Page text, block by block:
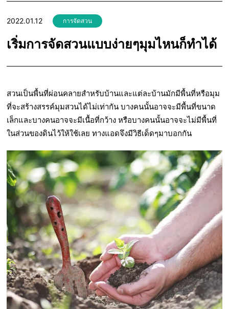
2022.01.12 การจัดสวน
เริ่มการจัดสวนแบบง่ายๆมุมไหนก็ทำได้
สวนเป็นพื้นที่ผ่อนคลายสำหรับบ้านและแต่ละบ้านมักมีพื้นที่หรือมุม
ที่จะสร้างสรรค์มุมสวนได้ไม่เท่ากัน บางคนนั้นอาจจะมีพื้นที่ขนาด
เล็กและบางคนอาจจะมีเนื้อที่กว้าง หรือบางคนนั้นอาจจะไม่มีพื้นที่
ในส่วนของดินไว้ให้ใช้เลย ทางแอดจึงมีวิธีเด็ดๆมาบอกกัน